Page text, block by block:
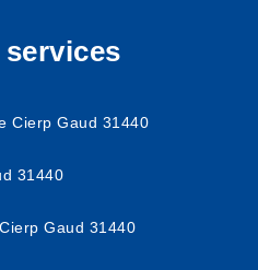
Cierp Gaud 31440
31440
Gaud 31440